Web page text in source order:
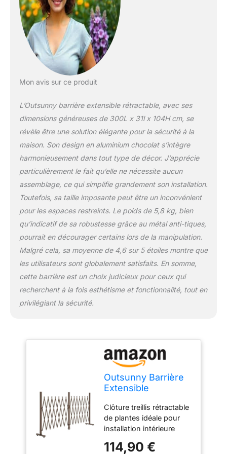
et élégant en accordéon
coloris chocolat pour
une parfaite intégration à
votre extérieur ou
intérieur Conçue et
Mon avis sur ce produit
L’Outsunny barrière extensible rétractable, avec ses
dimensions généreuses de 300L x 31l x 104H cm, se
révèle être une solution élégante pour la sécurité à la
maison. Son design en aluminium chocolat s’intègre
harmonieusement dans tout type de décor. J’apprécie
particulièrement le fait qu’elle ne nécessite aucun
assemblage, ce qui simplifie grandement son installation.
Toutefois, sa taille imposante peut être un inconvénient
pour les espaces restreints. Le poids de 5,8 kg, bien
qu’indicatif de sa robustesse grâce au métal anti-tiques,
pourrait en décourager certains lors de la manipulation.
Malgré cela, sa moyenne de 4,6 sur 5 étoiles montre que
les utilisateurs sont globalement satisfaits. En somme,
cette barrière est un choix judicieux pour ceux qui
recherchent à la fois esthétisme et fonctionnalité, tout en
privilégiant la sécurité.
Outsunny Barrière
Extensible
31l x 104H cm
Chocolat
Clôture treillis rétractable
de plantes idéale pour
installation intérieure
escalier, jardin, terrasse,
114,90 €